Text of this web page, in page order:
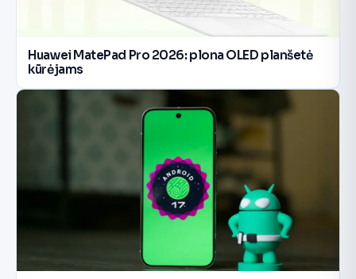
Huawei MatePad Pro 2026: plona OLED planšetė
kūrėjams